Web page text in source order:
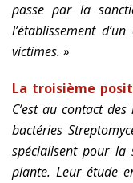
passe par la
l’établissement
victimes. »
La troisième
C’est au contact
bactéries
spécialisent pour
plante. Leur étude